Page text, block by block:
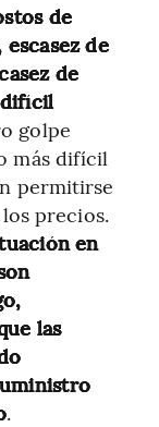
de
de
de
difícil
golpe
más difícil
permitirse
precios.
en
las
.